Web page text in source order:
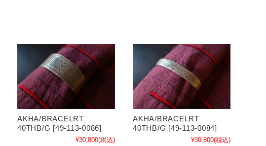
AKHA/BRACELRT
40THB/G [49-113-0086]
¥30,800(税込)
AKHA/BRACELRT
40THB/G [49-113-0084]
¥30,800(税込)